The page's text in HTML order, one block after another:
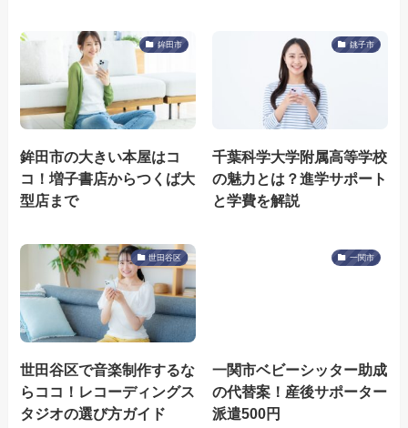
鉾田市
鉾田市の大きい本屋はコ
コ！増子書店からつくば大
型店まで
銚子市
千葉科学大学附属高等学校
の魅力とは？進学サポート
と学費を解説
世田谷区
世田谷区で音楽制作するな
らココ！レコーディングス
タジオの選び方ガイド
一関市
一関市ベビーシッター助成
の代替案！産後サポーター
派遣500円